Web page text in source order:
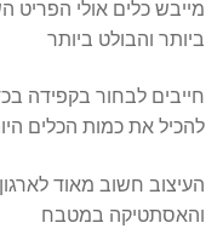
מייבש כלים אולי
ביותר והבולט ביותר
חייבים לבחור בקפידה
להכיל את כמות הכלים
העיצוב חשוב מאוד
והאסתטיקה במטבח